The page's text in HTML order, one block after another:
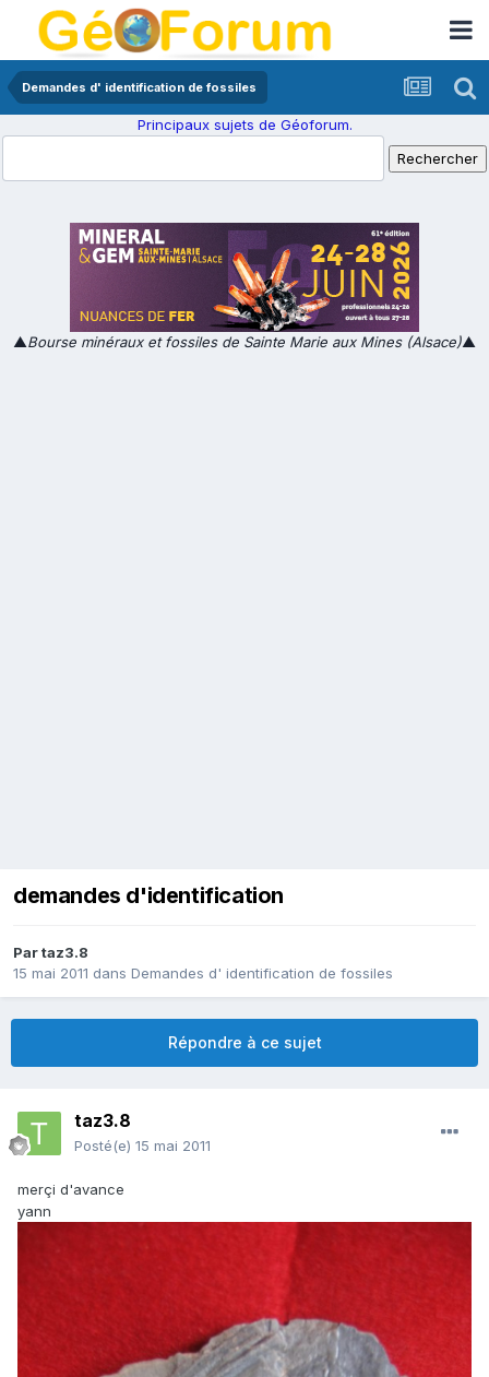
Demandes d' identification de fossiles
Principaux sujets de Géoforum.
▲Bourse minéraux et fossiles de Sainte Marie aux Mines (Alsace)▲
demandes d'identification
Partaz3.8
15 mai 2011 dans Demandes d' identification de fossiles
Répondre à ce sujet
taz3.8
Posté(e) 15 mai 2011
merçi d'avance
yann